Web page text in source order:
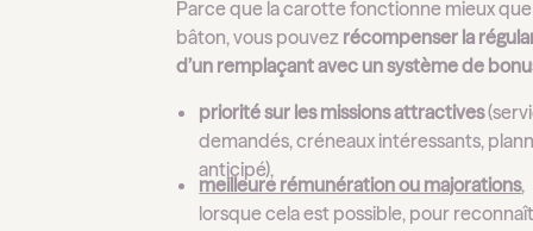
Parce que la carotte fonctionne mieux
bâton, vous pouvez récompenser la
d’un remplaçant avec un système de
priorité sur les missions attractives
demandés, créneaux intéressants,
anticipé),
meilleure rémunération ou majorations,
lorsque cela est possible, pour